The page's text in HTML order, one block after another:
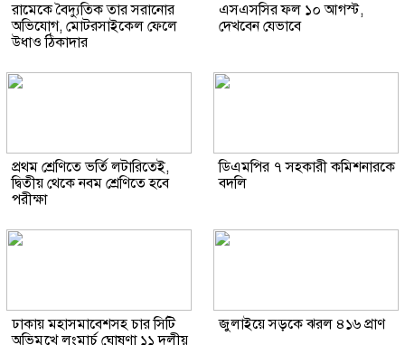
রামেকে বৈদ্যুতিক তার সরানোর
অভিযোগ, মোটরসাইকেল ফেলে
উধাও ঠিকাদার
এসএসসির ফল ১০ আগস্ট,
দেখবেন যেভাবে
প্রথম শ্রেণিতে ভর্তি লটারিতেই,
দ্বিতীয় থেকে নবম শ্রেণিতে হবে
পরীক্ষা
ডিএমপির ৭ সহকারী কমিশনারকে
বদলি
ঢাকায় মহাসমাবেশসহ চার সিটি
অভিমুখে লংমার্চ ঘোষণা ১১ দলীয়
জুলাইয়ে সড়কে ঝরল ৪১৬ প্রাণ